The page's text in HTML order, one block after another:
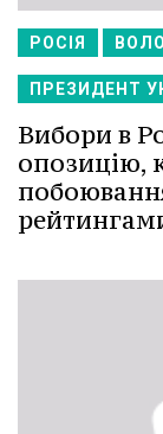
РОСІЯ
ПРЕЗИДЕНТ
Вибори в
опозицію,